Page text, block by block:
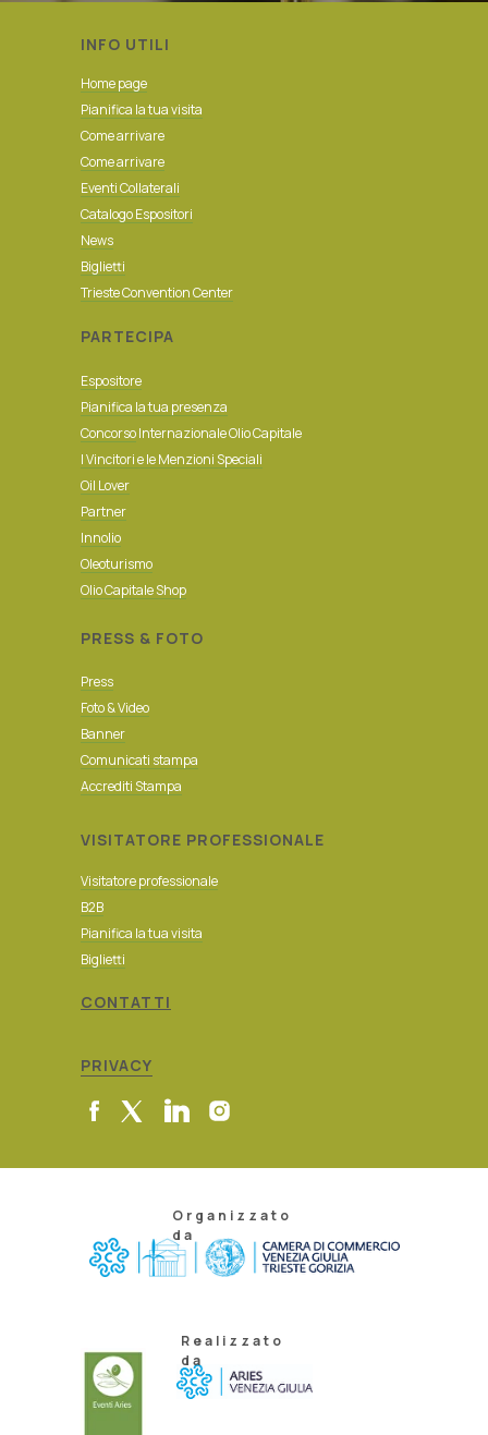
INFO UTILI
Home page
Pianifica la tua visita
Come arrivare
Come arrivare
Eventi Collaterali
Catalogo Espositori
News
Biglietti
Trieste Convention Center
PARTECIPA
Espositore
Pianifica la tua presenza
ConcorsoInternazionale Olio Capitale
I Vincitori e le Menzioni Speciali
Oil Lover
Partner
Innolio
Oleoturismo
Olio Capitale Shop
PRESS & FOTO
VISITATORE PROFESSIONALE
Press
Foto & Video
Banner
Comunicati stampa
Accrediti Stampa
Visitatore professionale
B2B
Pianifica la tua visita
Biglietti
CONTATTI
PRIVACY
Realizzato
da
Organizzato
da